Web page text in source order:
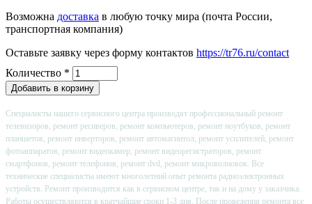
Возможна доставка в любую точку мира (почта России,
транспортная компания)
Оставьте заявку через форму контактов https://tr76.ru/contact
Количество *
Специалисты нашего сервисного центра производят профессиональный ремонт
телевизоров, ремонт ресиверов, ремонт компьютеров, ремонт ноутбуков, ремонт
планшетов, ремонт инверторов, ремонт автомагнитол, ремонт усилителей, ремонт
фотоаппаратов, ремонт видеокамер, ремонт видеорегистраторов, ремонт
смартфонов, ремонт телефонов, ремонт dvd, ремонт микроволновок. Все
технические специалисты имеют многолетний опыт ремонта радиоэлектронных
устройств. Ремонт производится как в сервисном центре, так и на дому у заказчика.
Работы осуществляются в кратчайшие сроки 1-3 дня. После проведения ремонта все